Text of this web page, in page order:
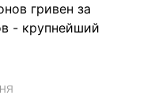
гривен за
- крупнейший